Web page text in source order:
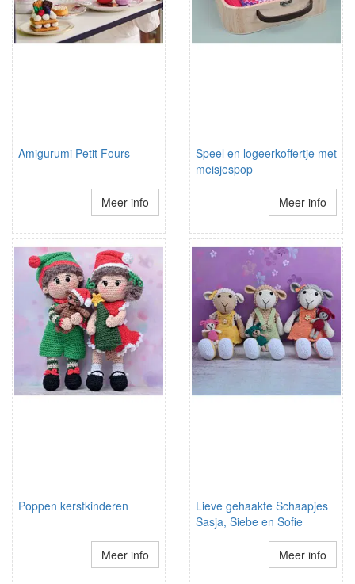
Amigurumi Petit Fours
Meer info
Speel en logeerkoffertje met
meisjespop
Meer info
Poppen kerstkinderen
Meer info
Lieve gehaakte Schaapjes
Sasja, Siebe en Sofie
Meer info